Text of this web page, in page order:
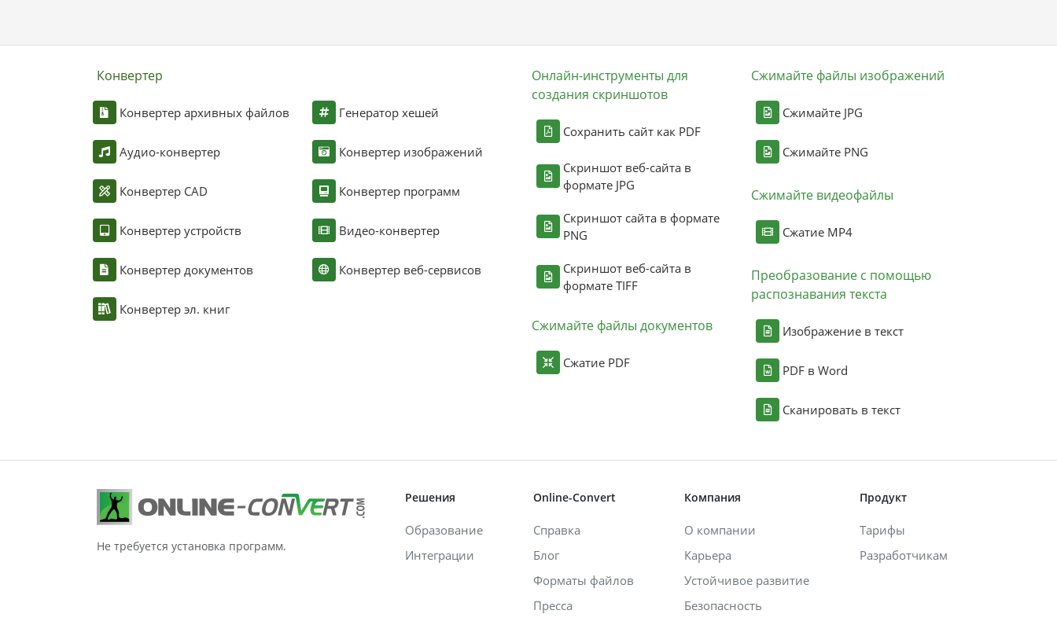
Конвертер
Конвертер архивных файлов
Аудио-конвертер
Конвертер CAD
Конвертер устройств
Конвертер документов
Конвертер эл. книг
Генератор хешей
Конвертер изображений
Конвертер программ
Видео-конвертер
Конвертер веб-сервисов
Онлайн-инструменты для
создания скриншотов
Сохранить сайт как PDF
Скриншот веб-сайта в
формате JPG
Скриншот сайта в формате
PNG
Скриншот веб-сайта в
формате TIFF
Сжимайте файлы документов
Сжатие PDF
Сжимайте файлы изображений
Сжимайте JPG
Сжимайте PNG
Сжимайте видеофайлы
Сжатие MP4
Преобразование с помощью
распознавания текста
Изображение в текст
PDF в Word
Сканировать в текст
Не требуется установка программ.
Решения
Образование
Интеграции
Online-Convert
Справка
Блог
Форматы файлов
Пресса
Компания
О компании
Карьера
Устойчивое развитие
Безопасность
Продукт
Тарифы
Разработчикам